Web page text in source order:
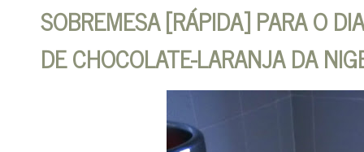
SOBREMESA [RÁPIDA] PARA O
DE CHOCOLATE-LARANJA DA